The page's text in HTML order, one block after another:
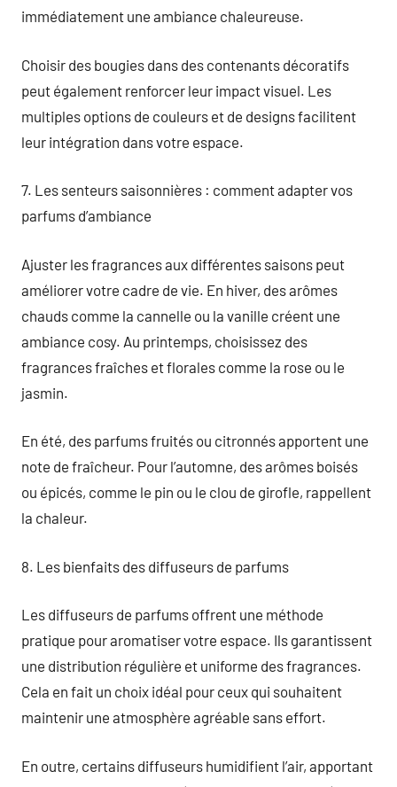
immédiatement une ambiance chaleureuse.
Choisir des bougies dans des contenants décoratifs
peut également renforcer leur impact visuel. Les
multiples options de couleurs et de designs facilitent
leur intégration dans votre espace.
7. Les senteurs saisonnières : comment adapter vos
parfums d’ambiance
Ajuster les fragrances aux différentes saisons peut
améliorer votre cadre de vie. En hiver, des arômes
chauds comme la cannelle ou la vanille créent une
ambiance cosy. Au printemps, choisissez des
fragrances fraîches et florales comme la rose ou le
jasmin.
En été, des parfums fruités ou citronnés apportent une
note de fraîcheur. Pour l’automne, des arômes boisés
ou épicés, comme le pin ou le clou de girofle, rappellent
la chaleur.
8. Les bienfaits des diffuseurs de parfums
Les diffuseurs de parfums offrent une méthode
pratique pour aromatiser votre espace. Ils garantissent
une distribution régulière et uniforme des fragrances.
Cela en fait un choix idéal pour ceux qui souhaitent
maintenir une atmosphère agréable sans effort.
En outre, certains diffuseurs humidifient l’air, apportant